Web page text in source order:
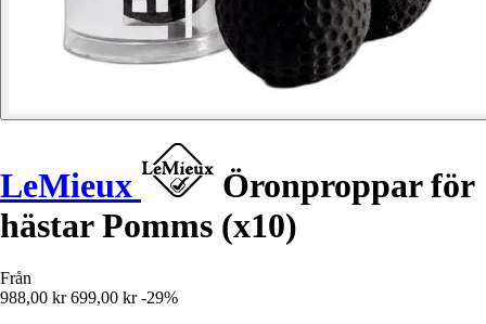
LeMieux
Öronproppar för
hästar Pomms (x10)
Från
988,00 kr 699,00 kr -29%